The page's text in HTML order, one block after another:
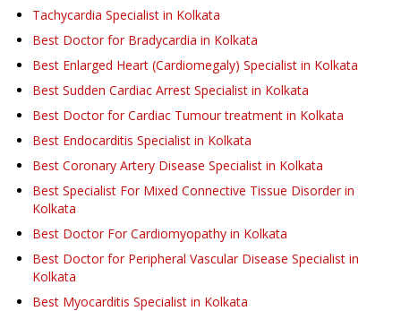
Tachycardia Specialist in Kolkata
Best Doctor for Bradycardia in Kolkata
Best Enlarged Heart (Cardiomegaly) Specialist in Kolkata
Best Sudden Cardiac Arrest Specialist in Kolkata
Best Doctor for Cardiac Tumour treatment in Kolkata
Best Endocarditis Specialist in Kolkata
Best Coronary Artery Disease Specialist in Kolkata
Best Specialist For Mixed Connective Tissue Disorder in
Kolkata
Best Doctor For Cardiomyopathy in Kolkata
Best Doctor for Peripheral Vascular Disease Specialist in
Kolkata
Best Myocarditis Specialist in Kolkata